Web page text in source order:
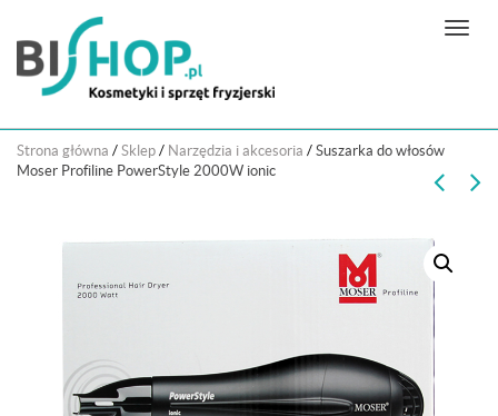
N
g
Strona główna / Sklep / Narzędzia i akcesoria / Suszarka do włosów
Moser Profiline PowerStyle 2000W ionic